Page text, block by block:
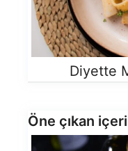
Diyette
Öne çıkan